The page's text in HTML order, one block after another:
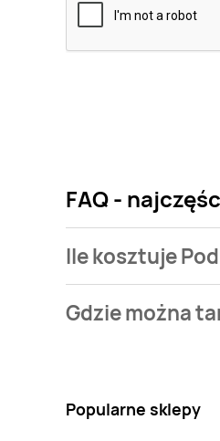
FAQ -
Ile kosztuje
w naszej bazie jest z
Gdzie można
Popularne sklepy